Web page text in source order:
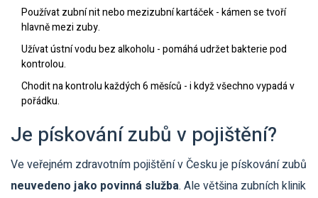
Používat zubní nit nebo mezizubní kartáček - kámen se tvoří
hlavně mezi zuby.
Užívat ústní vodu bez alkoholu - pomáhá udržet bakterie pod
kontrolou.
Chodit na kontrolu každých 6 měsíců - i když všechno vypadá v
pořádku.
Je pískování zubů v pojištění?
Ve veřejném zdravotním pojištění v Česku je pískování zubů
neuvedeno jako povinná služba. Ale většina zubních klinik